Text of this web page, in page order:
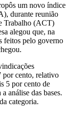
um novo índice
durante reunião
Trabalho (ACT)
alegou que, na
feitos pelo governo
por cento, relativo
5 por cento de
análise das bases.
categoria.